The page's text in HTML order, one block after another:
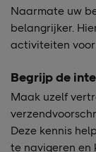
Naarmate uw
belangrijker.
activiteiten
Begrijp de
Maak uzelf
Deze kennis
te navigeren en